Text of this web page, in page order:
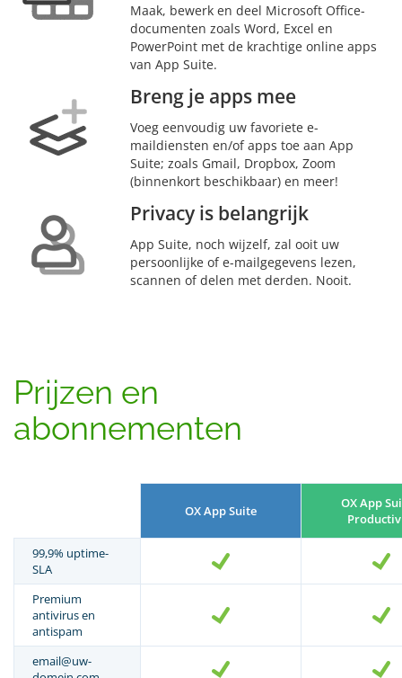
Maak, bewerk en deel Microsoft Office-
documenten zoals Word, Excel en
PowerPoint met de krachtige online apps
van App Suite.
Breng je apps mee
Voeg eenvoudig uw favoriete e-
maildiensten en/of apps toe aan App
Suite; zoals Gmail, Dropbox, Zoom
(binnenkort beschikbaar) en meer!
Privacy is belangrijk
App Suite, noch wijzelf, zal ooit uw
persoonlijke of e-mailgegevens lezen,
scannen of delen met derden. Nooit.
Prijzen en
abonnementen
OX App Suite
OX App
99,9% uptime-
SLA
Premium
antivirus en
antispam
email@uw-